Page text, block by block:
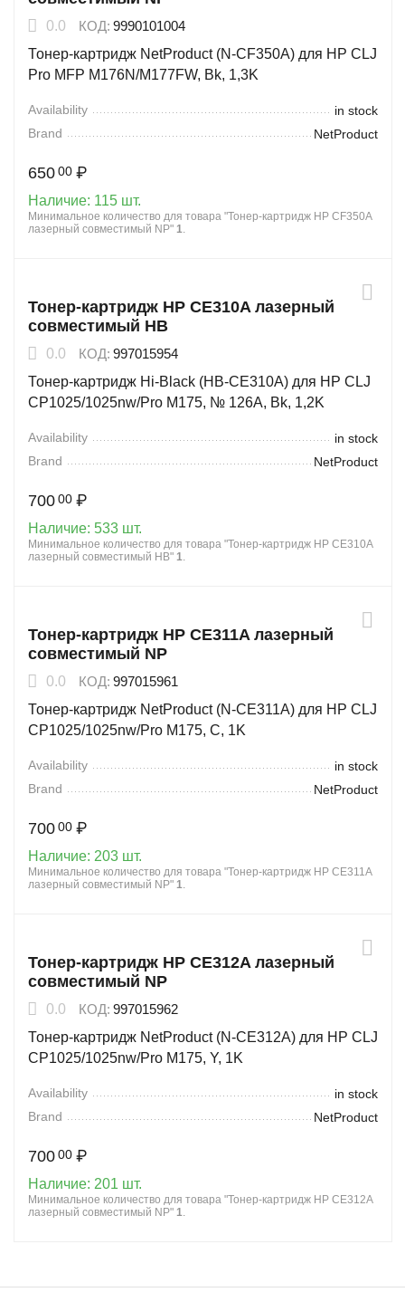
0.0 КОД: 9990101004
Тонер-картридж NetProduct (N-CF350A) для HP CLJ
Pro MFP M176N/M177FW, Bk, 1,3K
Availability
in stock
Brand
NetProduct
650 00 ₽
Наличие: 115 шт.
Минимальное количество для товара "Тонер-картридж HP CF350A
лазерный совместимый NP" 1.
Тонер-картридж HP CE310A лазерный
совместимый HB
0.0 КОД: 997015954
Тонер-картридж Hi-Black (HB-CE310A) для HP CLJ
CP1025/1025nw/Pro M175, № 126A, Bk, 1,2K
Availability
in stock
Brand
NetProduct
700 00 ₽
Наличие: 533 шт.
Минимальное количество для товара "Тонер-картридж HP CE310A
лазерный совместимый HB" 1.
Тонер-картридж HP CE311A лазерный
совместимый NP
0.0 КОД: 997015961
Тонер-картридж NetProduct (N-CE311A) для HP CLJ
CP1025/1025nw/Pro M175, C, 1K
Availability
in stock
Brand
NetProduct
700 00 ₽
Наличие: 203 шт.
Минимальное количество для товара "Тонер-картридж HP CE311A
лазерный совместимый NP" 1.
Тонер-картридж HP CE312A лазерный
совместимый NP
0.0 КОД: 997015962
Тонер-картридж NetProduct (N-CE312A) для HP CLJ
CP1025/1025nw/Pro M175, Y, 1K
Availability
in stock
Brand
NetProduct
700 00 ₽
Наличие: 201 шт.
Минимальное количество для товара "Тонер-картридж HP CE312A
лазерный совместимый NP" 1.